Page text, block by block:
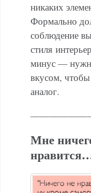
никаких
Формально
соблюдение
стиля
минус —
вкусом,
аналог.
Мне